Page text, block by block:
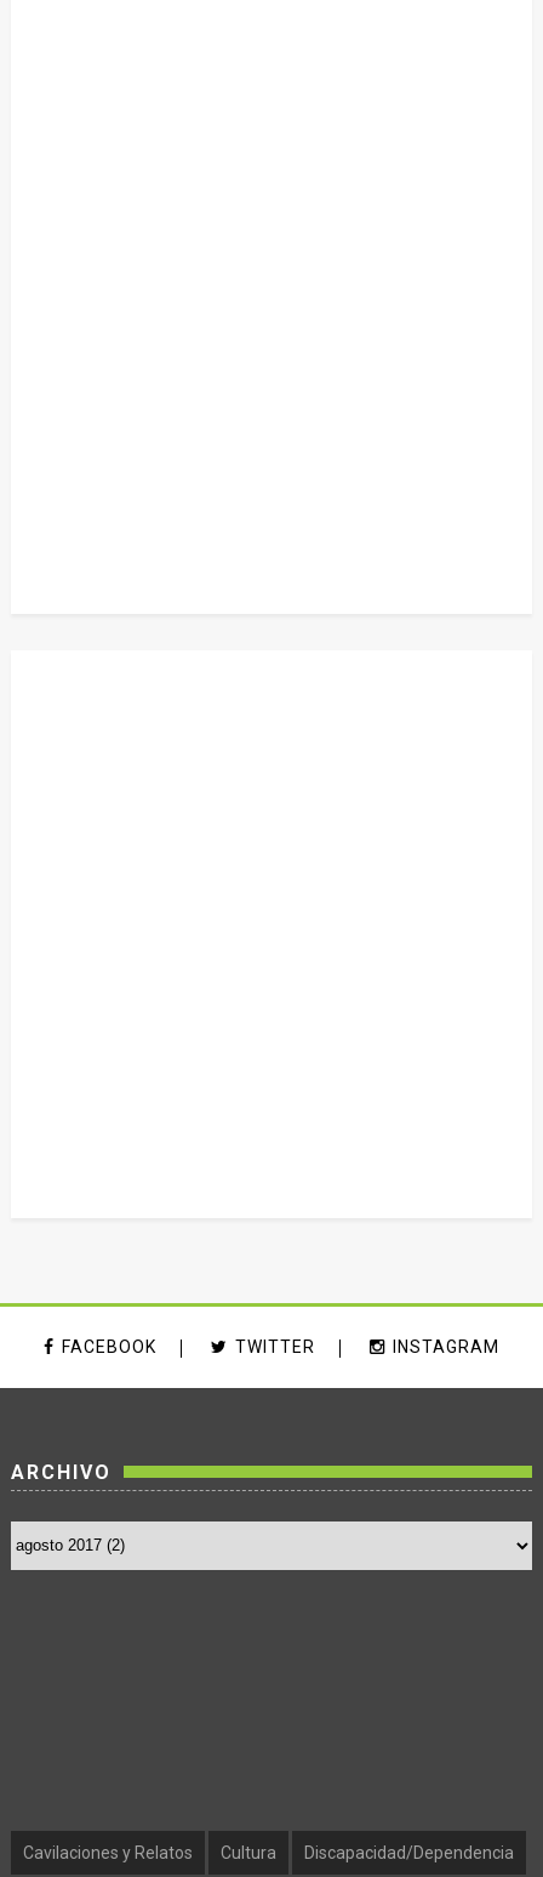
FACEBOOK TWITTER INSTAGRAM
ARCHIVO
Cavilaciones y Relatos Cultura Discapacidad/Dependencia